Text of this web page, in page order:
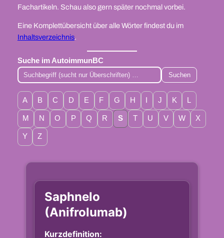
Fachartikeln. Schau also gern später nochmal vorbei.
Eine Komplettübersicht über alle Wörter findest du im
Inhaltsverzeichnis.
Suche im AutoimmunBC
Suchen
A B C D E F G H J K
M N O P Q R S T U V W X
Y Z